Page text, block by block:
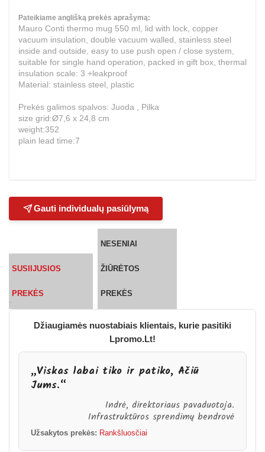
Pateikiame anglišką prekės aprašymą:
Mauro Conti thermo mug 550 ml, lid with lock, copper
vacuum insulation, double vacuum walled, stainless steel
inside and outside, easy to use push open / close system,
suitable for single hand operation, packed in gift box, thermal
insulation scale: 3 +leakproof
Material: stainless steel, plastic
Prekės galimos spalvos: Juoda , Pilka
size grid:Ø7,6 x 24,8 cm
weight:352
plain lead time:7
Gauti individualų pasiūlymą
SUSIIJUSIOS
PREKĖS
NESENIAI
ŽIŪRĖTOS
PREKĖS
`
Džiaugiamės nuostabiais klientais, kurie pasitiki
Lpromo.Lt!
„Viskas labai tiko ir patiko, Ačiū
Jums.“
Indrė, direktoriaus pavaduotoja.
Infrastruktūros sprendimų bendrovė
Užsakytos prekės: Rankšluosčiai